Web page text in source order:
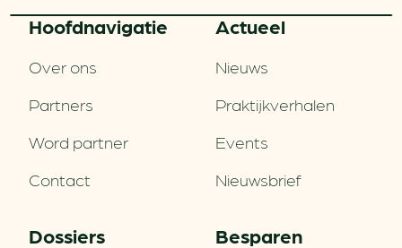
Hoofd­navigatie
Over ons
Partners
Word partner
Contact
Actueel
Nieuws
Praktijkverhalen
Events
Nieuwsbrief
Dossiers Besparen